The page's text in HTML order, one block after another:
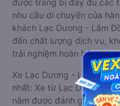
được trang bị đầy đủ các
nhu cầu di chuyển của
khách Lạc Dương - Lâm
đến chất lượng dịch vụ,
trải nghiệm hoàn hảo cho
Xe Lạc Dương - Lâm
nhất: Xe từ Lạc Dương -
nằm được đánh giá